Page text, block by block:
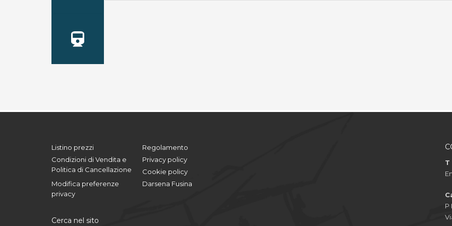
Listino prezzi
Regolamento
Condizioni di Vendita e
Politica di Cancellazione
Privacy policy
Cookie policy
Modifica preferenze
privacy
Darsena Fusina
Cerca nel sito
T
P